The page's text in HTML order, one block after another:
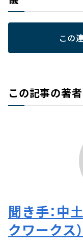
この
この記事の著者
聞き手：中
クワークス